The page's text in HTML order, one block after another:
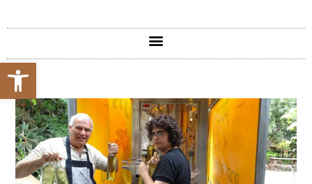
פתח